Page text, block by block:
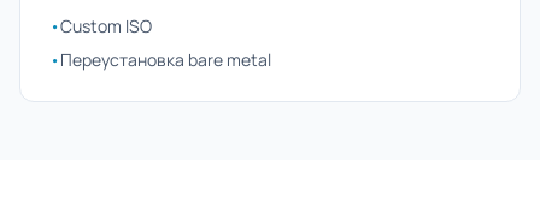
•Custom ISO
•Переустановка bare metal